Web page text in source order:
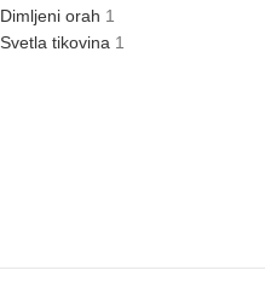
Dimljeni orah 1
Svetla tikovina 1